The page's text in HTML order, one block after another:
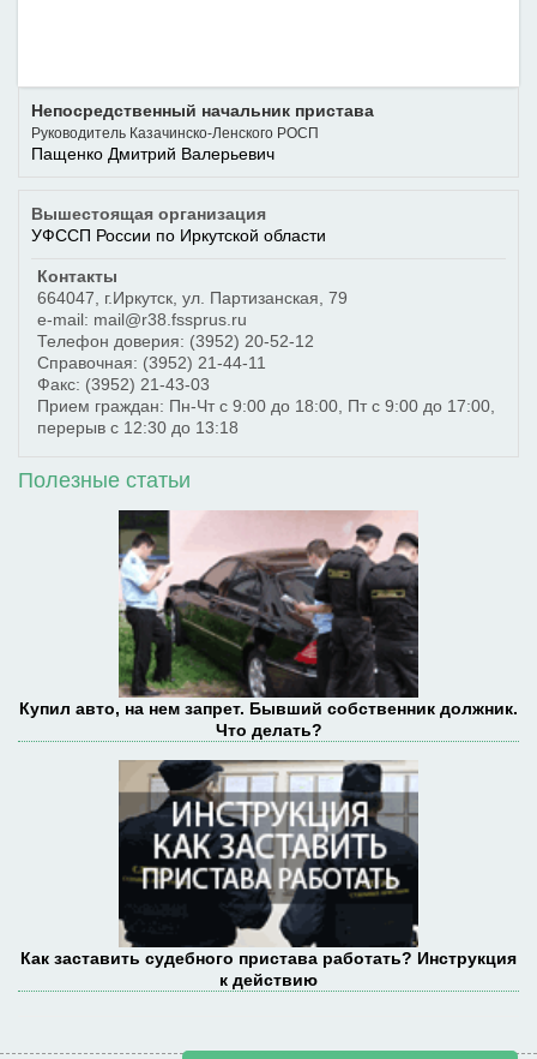
Непосредственный начальник пристава
Руководитель Казачинско-Ленского РОСП
Пащенко Дмитрий Валерьевич
Вышестоящая организация
УФССП России по Иркутской области
Контакты
664047
г.Иркутск ул. Партизанская, 79
e-mail: mail@r38.fssprus.ru
Телефон доверия: (3952) 20-52-12
Справочная: (3952) 21-44-11
Факс: (3952) 21-43-03
Прием граждан: Пн-Чт с 9:00 до 18:00, Пт с 9:00 до 17:00,
перерыв с 12:30 до 13:18
Полезные статьи
Купил авто, на нем запрет. Бывший собственник должник.
Что делать?
Как заставить судебного пристава работать? Инструкция
к действию